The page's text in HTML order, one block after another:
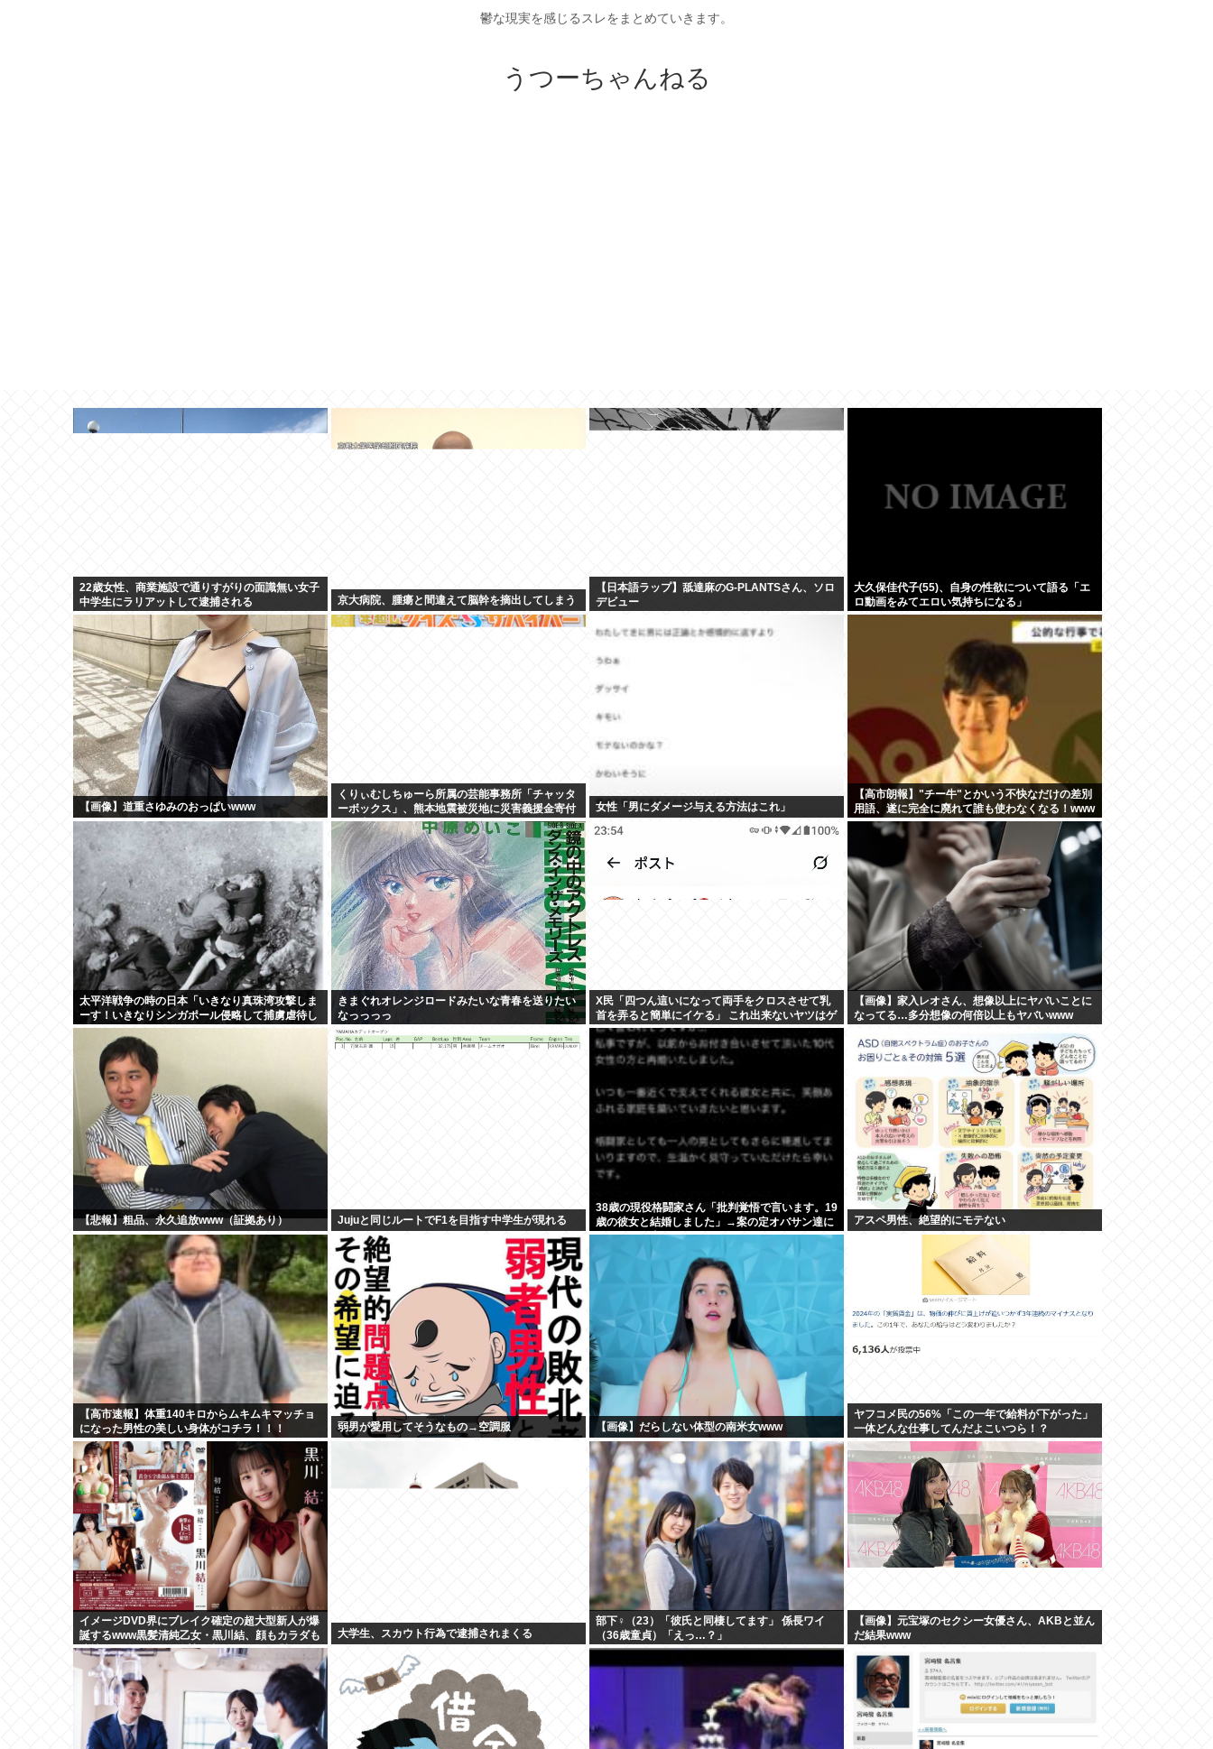
鬱な現実を感じるスレをまとめていきます。
うつーちゃんねる
22歳女性、商業施設で通りすがりの面識無い女子
中学生にラリアットして逮捕される
京大病院、腫瘍と間違えて脳幹を摘出してしまう
【日本語ラップ】舐達麻のG-PLANTSさん、ソロ
デビュー
大久保佳代子(55)、自身の性欲について語る「エ
ロ動画をみてエロい気持ちになる」
【画像】道重さゆみのおっぱいwww
くりぃむしちゅーら所属の芸能事務所「チャッタ
ーボックス」、熊本地震被災地に災害義援金寄付
を発表
女性「男にダメージ与える方法はこれ」
【高市朗報】"チー牛"とかいう不快なだけの差別
用語、遂に完全に廃れて誰も使わなくなる！www
太平洋戦争の時の日本「いきなり真珠湾攻撃しま
ーす！いきなりシンガポール侵略して捕虜虐待し
まーす！」
きまぐれオレンジロードみたいな青春を送りたい
なっっっっ
X民「四つん這いになって両手をクロスさせて乳
首を弄ると簡単にイケる」 これ出来ないヤツはゲ
イ
【画像】家入レオさん、想像以上にヤバいことに
なってる…多分想像の何倍以上もヤバいwww
【悲報】粗品、永久追放www（証拠あり） Jujuと同じルートでF1を目指す中学生が現れる
38歳の現役格闘家さん「批判覚悟で言います。19
歳の彼女と結婚しました」→案の定オバサン達に
見つかり炎上
アスペ男性、絶望的にモテない
【高市速報】体重140キロからムキムキマッチョ
になった男性の美しい身体がコチラ！！！
弱男が愛用してそうなもの→空調服 【画像】だらしない体型の南米女www
ヤフコメ民の56%「この一年で給料が下がった」
一体どんな仕事してんだよこいつら！？
イメージDVD界にブレイク確定の超大型新人が爆
誕するwww黒髪清純乙女・黒川結、顔もカラダも
演技もIVファンから絶賛の嵐！！処女作「初結」
の動画＆画像まとめ！！
大学生、スカウト行為で逮捕されまくる
部下♀（23）「彼氏と同棲してます」 係長ワイ
（36歳童貞）「えっ…？」
【画像】元宝塚のセクシー女優さん、AKBと並ん
だ結果www